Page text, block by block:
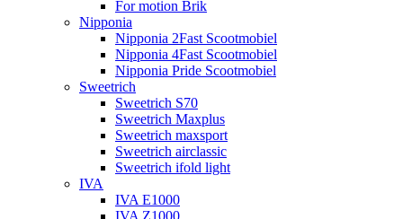
For motion Brik
Nipponia
Nipponia 2Fast Scootmobiel
Nipponia 4Fast Scootmobiel
Nipponia Pride Scootmobiel
Sweetrich
Sweetrich S70
Sweetrich Maxplus
Sweetrich maxsport
Sweetrich airclassic
Sweetrich ifold light
IVA
IVA E1000
IVA Z1000